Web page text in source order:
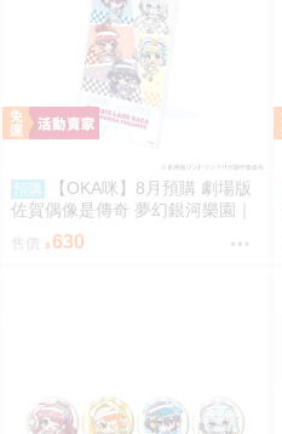
預購
【OKA咪】8月預購 劇場版
佐賀偶像是傳奇 夢幻銀河樂園｜
壓克力手機架 01/集合款 冰淇淋
店ver.(Q版插畫)
售價 630